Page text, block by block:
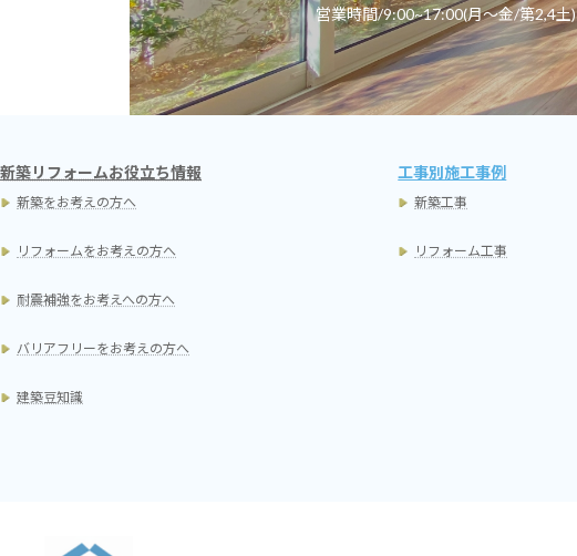
営業時間/9:00~17:00(月～金/第2,4土)
新築リフォームお役立ち情報
新築をお考えの方へ
リフォームをお考えの方へ
耐震補強をお考えへの方へ
バリアフリーをお考えの方へ
建築豆知識
工事別施工事例
新築工事
リフォーム工事